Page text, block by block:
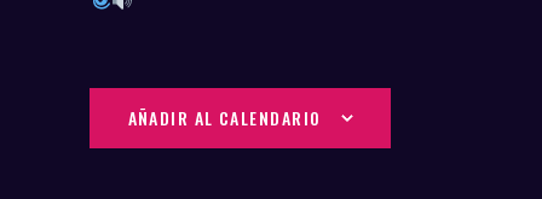
AÑADIR AL CALENDARIO